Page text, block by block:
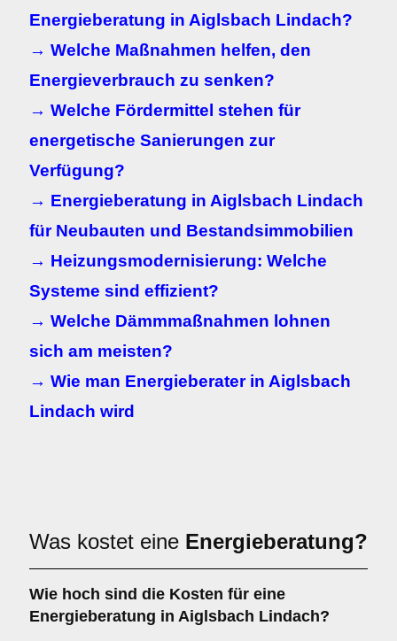
Energieberatung in Aiglsbach Lindach?
→ Welche Maßnahmen helfen, den
Energieverbrauch zu senken?
→ Welche Fördermittel stehen für
energetische Sanierungen zur
Verfügung?
→ Energieberatung in Aiglsbach Lindach
für Neubauten und Bestandsimmobilien
→ Heizungsmodernisierung: Welche
Systeme sind effizient?
→ Welche Dämmmaßnahmen lohnen
sich am meisten?
→ Wie man Energieberater in Aiglsbach
Lindach wird
Was kostet eine Energieberatung?
Wie hoch sind die Kosten für eine
Energieberatung in Aiglsbach Lindach?